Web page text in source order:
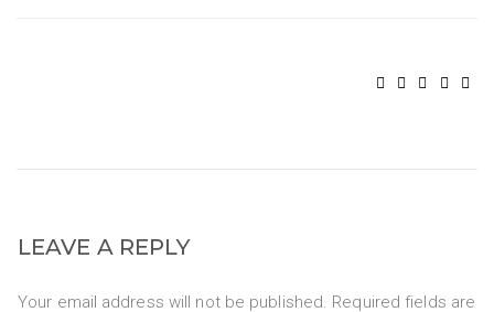
LEAVE A REPLY
Your email address will not be published. Required fields are